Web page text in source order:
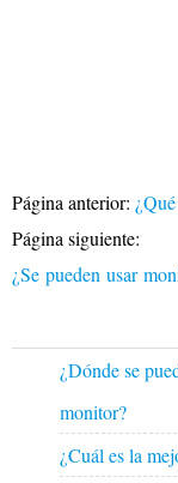
Página anterior:
Página siguiente:
¿Se pueden usar
¿Dónde se
monitor?
¿Cuál es la